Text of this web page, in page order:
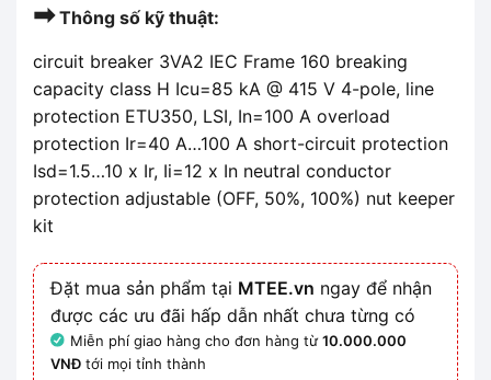
➡Thông số kỹ thuật:
circuit breaker 3VA2 IEC Frame 160 breaking
capacity class H Icu=85 kA @ 415 V 4-pole, line
protection ETU350, LSI, In=100 A overload
protection Ir=40 A…100 A short-circuit protection
Isd=1.5…10 x Ir, Ii=12 x In neutral conductor
protection adjustable (OFF, 50%, 100%) nut keeper
kit
Đặt mua sản phẩm tại MTEE.vn ngay để nhận
được các ưu đãi hấp dẫn nhất chưa từng có
Miễn phí giao hàng cho đơn hàng từ10.000.000
VNĐ tới mọi tỉnh thành